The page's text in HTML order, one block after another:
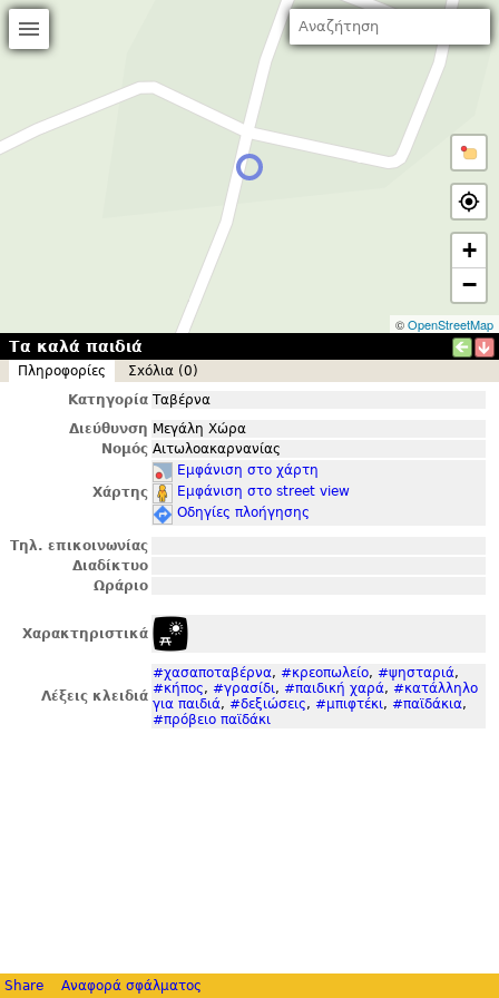
+
−
©OpenStreetMap
Τα καλά παιδιά
Πληροφορίες
Σxόλια (0)
Κατηγορία Ταβέρνα
Διεύθυνση Μεγάλη Χώρα
Νομός Αιτωλοακαρνανίας
Χάρτης
Εμφάνιση στο χάρτη
Εμφάνιση στο street view
Οδηγίες πλοήγησης
Τηλ. επικοινωνίας
Διαδίκτυο
Ωράριο
Χαρακτηριστικά
Λέξεις κλειδιά
#χασαποταβέρνα, #κρεοπωλείο, #ψησταριά,
#κήπος, #γρασίδι, #παιδική χαρά, #κατάλληλο
για παιδιά, #δεξιώσεις, #μπιφτέκι, #παϊδάκια,
#πρόβειο παϊδάκι
Share Αναφορά σφάλματος